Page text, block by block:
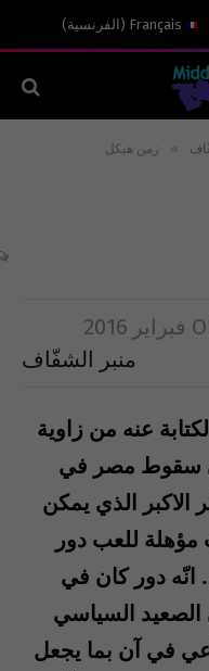
Français
( الفرنسية)
» زمن هيكل
منبر الشفّاف
عنه من زاوية
سقوط مصر في
الاكبر الذي يمكن
للعب دور
انّه دور كان في
السياسي
في آن بما يجعل